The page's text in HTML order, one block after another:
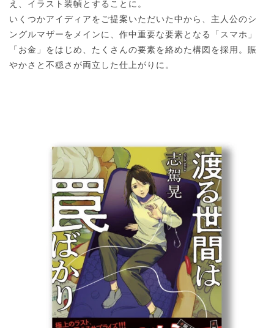
え、イラスト装幀とすることに。
いくつかアイディアをご提案いただいた中から、主人公のシ
ングルマザーをメインに、作中重要な要素となる「スマホ」
「お金」をはじめ、たくさんの要素を絡めた構図を採用。賑
やかさと不穏さが両立した仕上がりに。